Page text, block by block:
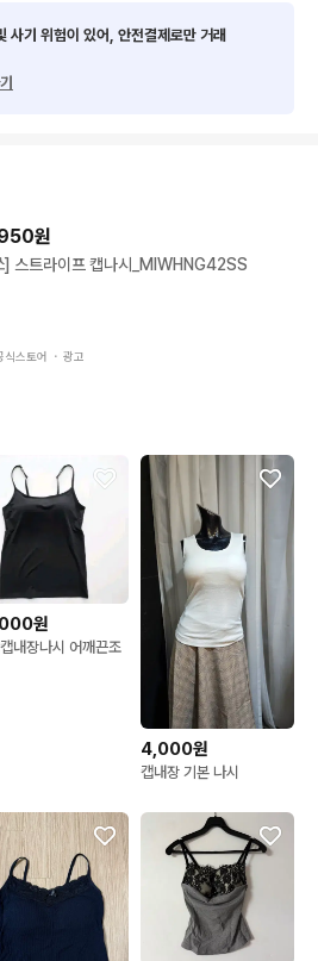
사기 위험이 있어, 안전결제로만 거래
원
] 스트라이프 캡나시_MIWHNG42SS
식스토어 ・ 광고
원
내장나시 어깨끈조
4,000원
캡내장 기본 나시